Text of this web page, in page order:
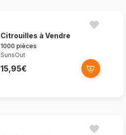
Citrouilles à Vendre
1000 pièces
SunsOut
15,95€